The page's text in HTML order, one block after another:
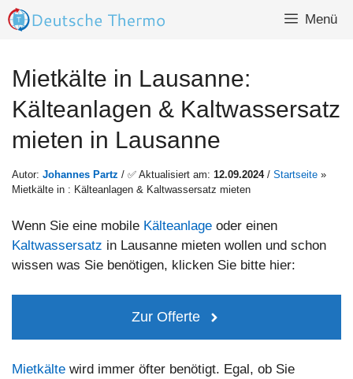
Zum
Inhalt
Menü
Mietkälte in Lausanne:
Kälteanlagen & Kaltwassersatz
mieten in Lausanne
Autor: Johannes Partz / ✅ Aktualisiert am: 12.09.2024/ Startseite »
Mietkälte in : Kälteanlagen & Kaltwassersatz mieten
Wenn Sie eine mobile Kälteanlage oder einen
Kaltwassersatz in Lausanne mieten wollen und schon
wissen was Sie benötigen, klicken Sie bitte hier:
Zur Offerte
Mietkälte wird immer öfter benötigt. Egal, ob Sie